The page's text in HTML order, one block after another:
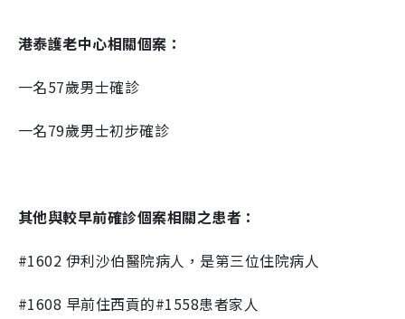
港泰護老中心相關個案：
一名57歲男士確診
一名79歲男士初步確診
其他與較早前確診個案相關之患者：
#1602 伊利沙伯醫院病人，是第三位住院病人
#1608 早前住西貢的#1558患者家人